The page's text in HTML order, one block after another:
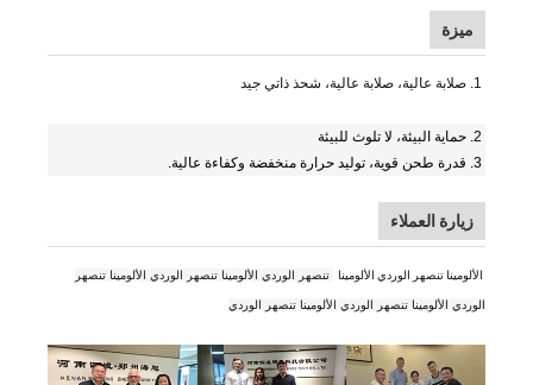
ميزة
1. صلابة عالية، صلابة عالية، شحذ ذاتي جيد
قدرة طحن قوية، توليد حرارة منخفضة وكفاءة عالية.
زيارة العملاء
الألومينا تنصهر الوردي الألومينا تنصهر الوردي الألومينا تنصهر الوردي الألومينا تنصهر
الوردي الألومينا تنصهر الوردي الألومينا تنصهر الوردي